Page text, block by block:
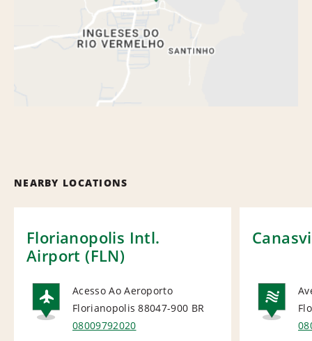
NEARBY LOCATIONS
Florianopolis Intl.
Airport (FLN)
AIRPORT
Acesso Ao Aeroporto
Florianopolis 88047-900 BR
08009792020